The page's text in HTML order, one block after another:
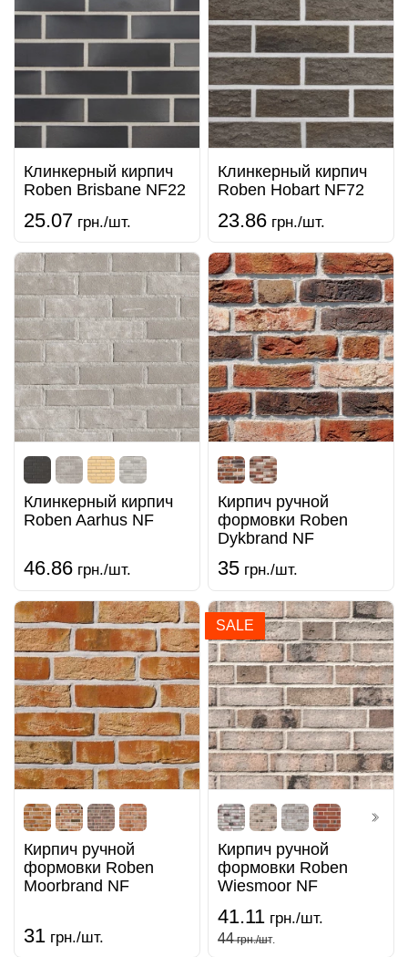
Клинкерный кирпич
Roben Brisbane NF22
25.07 грн./шт.
Клинкерный кирпич
Roben Hobart NF72
23.86 грн./шт.
Клинкерный кирпич
Roben Aarhus NF
46.86 грн./шт.
Кирпич ручной
формовки Roben
Dykbrand NF
35 грн./шт.
Кирпич ручной
формовки Roben
Moorbrand NF
31 грн./шт.
SALE
Кирпич ручной
формовки Roben
Wiesmoor NF
41.11 грн./шт.
44грн./шт.